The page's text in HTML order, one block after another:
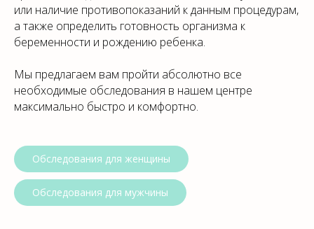
или наличие противопоказаний к данным процедурам,
а также определить готовность организма к
беременности и рождению ребенка.
Мы предлагаем вам пройти абсолютно все
необходимые обследования в нашем центре
максимально быстро и комфортно.
Обследования для женщины
Обследования для мужчины